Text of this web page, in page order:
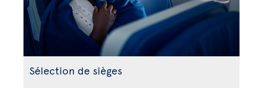
Sélection de sièges